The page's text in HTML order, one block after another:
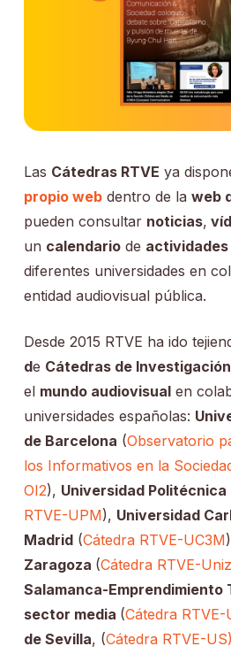
Las Cátedras RTVE ya
propio webdentro de la web
pueden consultar noticias,
un calendariode actividades
diferentes universidades en
entidad audiovisual pública.
Desde 2015 RTVE ha ido
de Cátedras de Investigación
el mundo audiovisualen
universidades españolas:
de Barcelona (Observatorio
los Informativos en la
OI2), Universidad Politécnica
RTVE-UPM), Universidad
Madrid(Cátedra RTVE-UC3M
Zaragoza (Cátedra RTVE-
Salamanca-Emprendimiento
sector media (Cátedra RTVE-
de Sevilla, (Cátedra RTVE-US)